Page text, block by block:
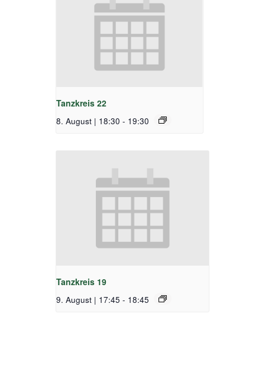
Tanzkreis 22
8. August | 18:30 - 19:30
Tanzkreis 19
9. August | 17:45 - 18:45